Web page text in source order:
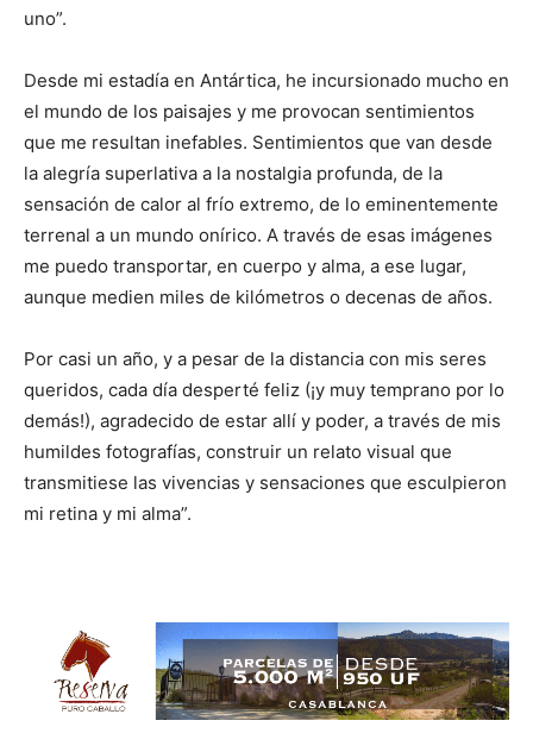
uno”.
Desde mi estadía en Antártica, he incursionado mucho en
el mundo de los paisajes y me provocan sentimientos
que me resultan inefables. Sentimientos que van desde
la alegría superlativa a la nostalgia profunda, de la
sensación de calor al frío extremo, de lo eminentemente
terrenal a un mundo onírico. A través de esas imágenes
me puedo transportar, en cuerpo y alma, a ese lugar,
aunque medien miles de kilómetros o decenas de años.
Por casi un año, y a pesar de la distancia con mis seres
queridos, cada día desperté feliz (¡y muy temprano por lo
demás!), agradecido de estar allí y poder, a través de mis
humildes fotografías, construir un relato visual que
transmitiese las vivencias y sensaciones que esculpieron
mi retina y mi alma”.